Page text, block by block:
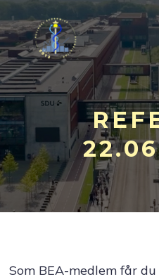
Som BEA-medlem får